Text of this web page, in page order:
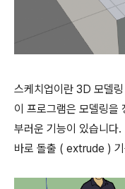
스케치업이란 3D 모델
이 프로그램은 모델링을
부러운 기능이 있습니다.
바로 돌출 ( extrude ) 기